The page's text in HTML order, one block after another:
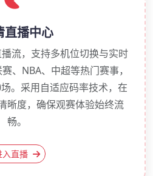
直播中心
流，支持多机位切换与实时
、NBA、中超等热门赛事，
。采用自适应码率技术，在
晰度，确保观赛体验始终流
畅。
入直播